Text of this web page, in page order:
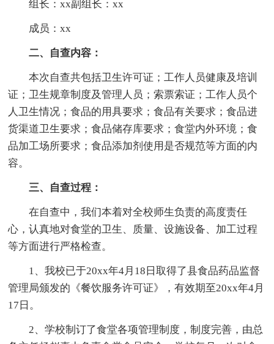
组长：xx副组长：xx
成员：xx
二、自查内容：
本次自查共包括卫生许可证；工作人员健康及培训
证；卫生规章制度及管理人员；索票索证；工作人员个
人卫生情况；食品的用具要求；食品有关要求；食品进
货渠道卫生要求；食品储存库要求；食堂内外环境；食
品加工场所要求；食品添加剂使用是否规范等方面的内
容。
三、自查过程：
在自查中，我们本着对全校师生负责的高度责任
心，认真地对食堂的卫生、质量、设施设备、加工过程
等方面进行严格检查。
1、我校已于20xx年4月18日取得了县食品药品监督
管理局颁发的《餐饮服务许可证》，有效期至20xx年4月
17日。
2、学校制订了食堂各项管理制度，制度完善，由总